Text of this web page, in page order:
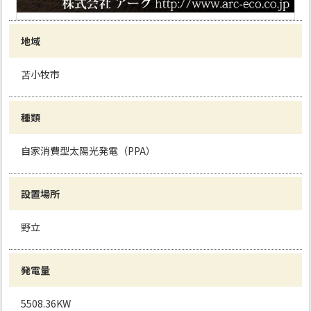
地域
苫小牧市
種類
自家消費型太陽光発電（PPA）
設置場所
野立
発電量
5508.36KW